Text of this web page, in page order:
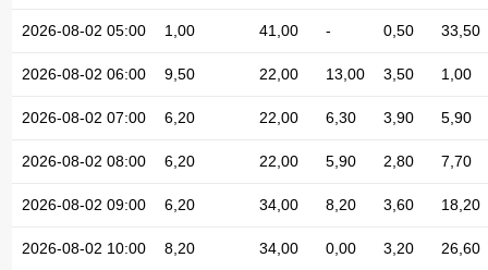
2026-08-02 05:00 1,00 41,00 - 0,50 33,50
2026-08-02 06:00 9,50 22,00 13,00 3,50 1,00
2026-08-02 07:00 6,20 22,00 6,30 3,90 5,90
2026-08-02 08:00 6,20 22,00 5,90 2,80 7,70
2026-08-02 09:00 6,20 34,00 8,20 3,60 18,20
2026-08-02 10:00 8,20 34,00 0,00 3,20 26,60